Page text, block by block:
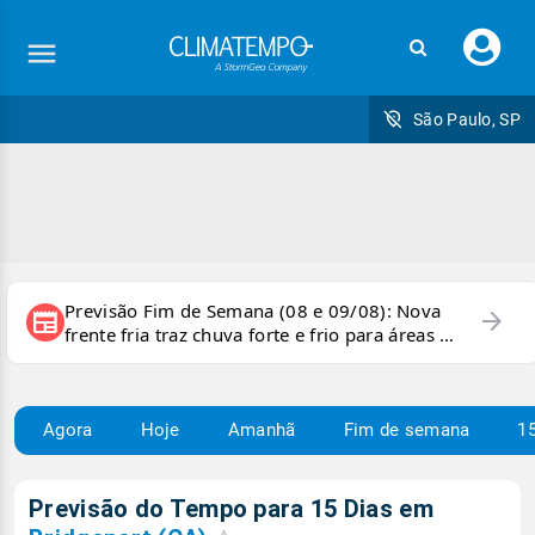
seu
São Paulo, SP
newspaper Previsão Fim de Semana (08 e 09/08): Nova
frente fria traz chuva forte e frio para áreas do
país
arrow_forward
Agora Hoje Amanhã Fim de semana
Previsão do Tempo para 15 Dias em